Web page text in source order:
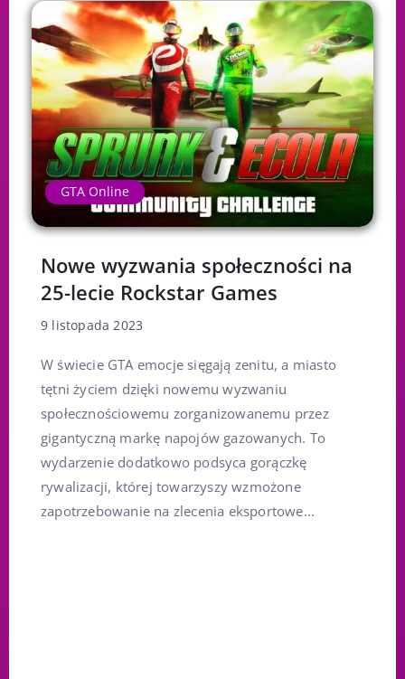
GTA Online
Nowe wyzwania społeczności na
25-lecie Rockstar Games
9 listopada 2023
W świecie GTA emocje sięgają zenitu, a miasto
tętni życiem dzięki nowemu wyzwaniu
społecznościowemu zorganizowanemu przez
gigantyczną markę napojów gazowanych. To
wydarzenie dodatkowo podsyca gorączkę
rywalizacji, której towarzyszy wzmożone
zapotrzebowanie na zlecenia eksportowe...